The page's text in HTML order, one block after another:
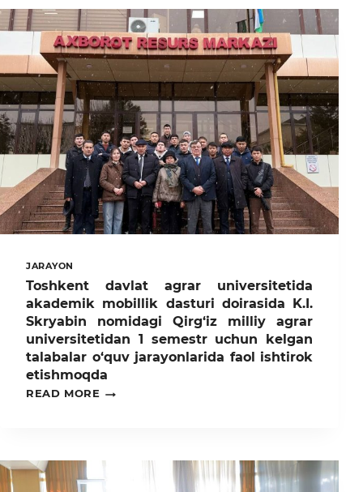
JARAYON
Toshkent davlat agrar universitetida
akademik mobillik dasturi doirasida K.I.
Skryabin nomidagi Qirg‘iz milliy agrar
universitetidan 1 semestr uchun kelgan
talabalar o‘quv jarayonlarida faol ishtirok
etishmoqda
READ MORE
TOSHKENT
MOBILLIK
DASTURI
DOIRASIDA